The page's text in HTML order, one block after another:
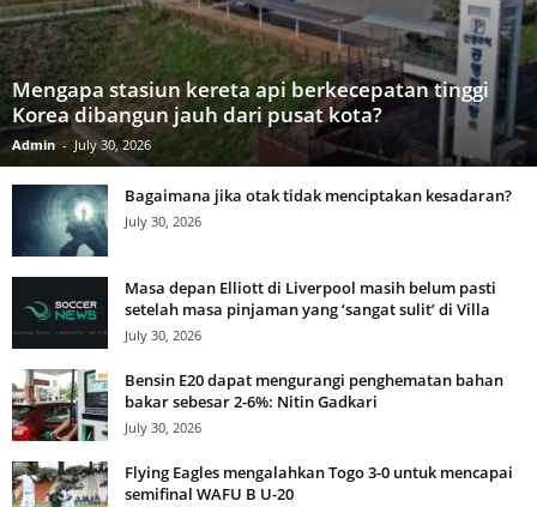
Mengapa stasiun kereta api berkecepatan tinggi
Korea dibangun jauh dari pusat kota?
Admin - July 30, 2026
Bagaimana jika otak tidak menciptakan kesadaran?
July 30, 2026
Masa depan Elliott di Liverpool masih belum pasti
setelah masa pinjaman yang ‘sangat sulit’ di Villa
July 30, 2026
Bensin E20 dapat mengurangi penghematan bahan
bakar sebesar 2-6%: Nitin Gadkari
July 30, 2026
Flying Eagles mengalahkan Togo 3-0 untuk mencapai
semifinal WAFU B U-20